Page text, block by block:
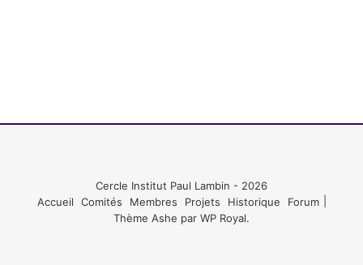
Cercle Institut Paul Lambin - 2026
Accueil
Comités Membres Projets Historique
Forum
Thème Ashe par WP Royal.